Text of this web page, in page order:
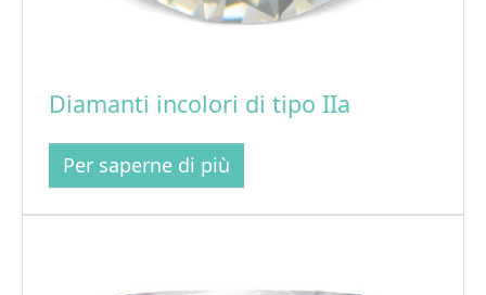
Diamanti incolori di tipo IIa
Per saperne di più